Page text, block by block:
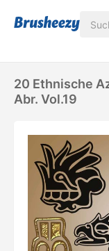
20 Ethnische
Abr. Vol.19